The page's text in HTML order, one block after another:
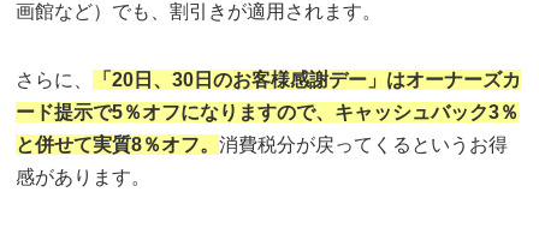
画館など）でも、割引きが適用されます。
さらに、
「20日、30日のお客様感謝デー」はオーナーズカ
ード提示で5％オフになりますので、キャッシュバック3％
と併せて実質8％オフ。消費税分が戻ってくるというお得
感があります。